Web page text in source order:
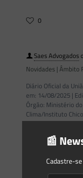
0
Saes Advogados
Novidades | Âmbito
Diário Oficial da
em: 14/08/2025 |
Órgão: Ministério
Clima/Instituto
Biodiversidade
📰
Cadastre-